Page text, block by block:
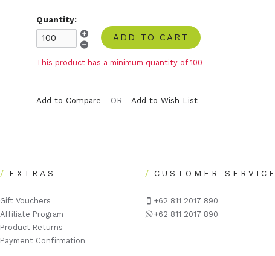
Quantity:
ADD TO CART
This product has a minimum quantity of 100
Add to Compare - OR - Add to Wish List
EXTRAS
Gift Vouchers
Affiliate Program
Product Returns
Payment Confirmation
CUSTOMER SERVICE
+62 811 2017 890
+62 811 2017 890